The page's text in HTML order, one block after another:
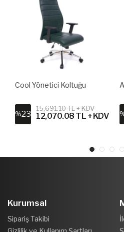
Cool Yönetici Koltuğu
%23
15,691.10 TL + KDV
12,070.08 TL + KDV
Kurumsal
Sipariş Takibi